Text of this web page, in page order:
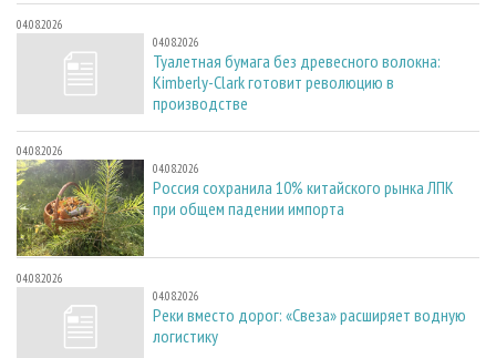
04.08.2026
04.08.2026
Туалетная бумага без древесного волокна:
Kimberly-Clark готовит революцию в
производстве
04.08.2026
04.08.2026
Россия сохранила 10% китайского рынка ЛПК
при общем падении импорта
04.08.2026
04.08.2026
Реки вместо дорог: «Свеза» расширяет водную
логистику